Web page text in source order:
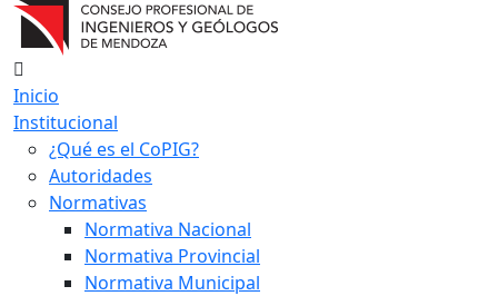
Inicio
Institucional
¿Qué es el CoPIG?
Autoridades
Normativas
Normativa Nacional
Normativa Provincial
Normativa Municipal